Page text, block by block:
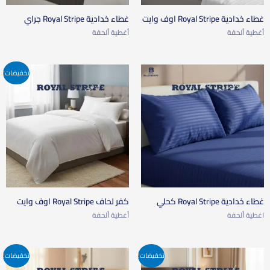
غطاء خدادية Royal Stripe اوف وايت
أغطية ألحفة
غطاء خدادية Royal Stripe جراي
أغطية ألحفة
غطاء خدادية Royal Stripe كحلي
اغطية ألحفة
تخفيضات!
كفر لحاف Royal Stripe اوف وايت
أغطية ألحفة
تخفيضات! تخفيضات!